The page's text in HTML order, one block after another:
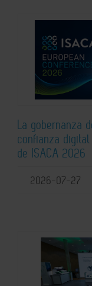
La gobernanza
confianza
de ISACA 2026
2026-07-27